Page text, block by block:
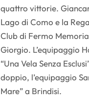
quattro vittorie.
Lago di Como e la
Club di Fermo
Giorgio. L’equipaggio
“Una Vela Senza
doppio, l’equipaggio
Mare” a Brindisi.